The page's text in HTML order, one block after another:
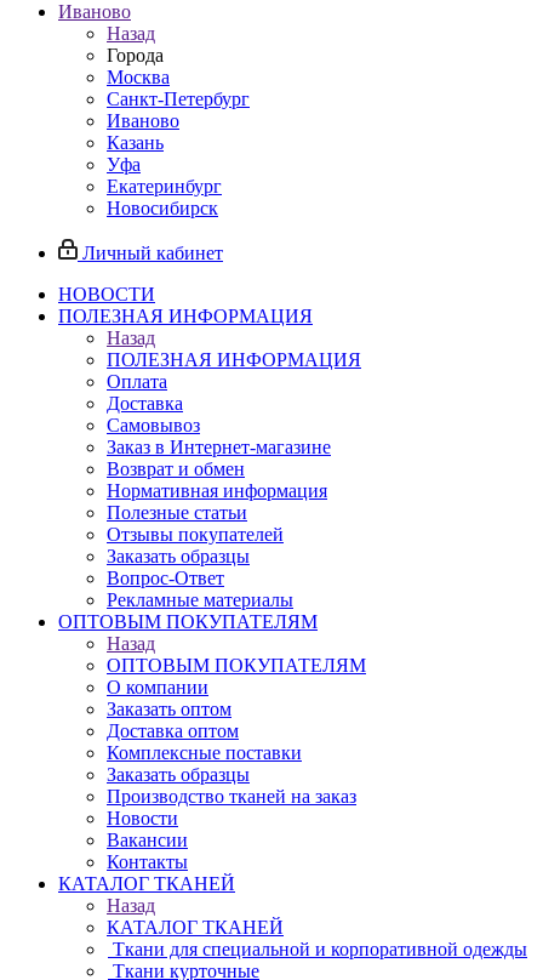
Иваново
Назад
Города
Москва
Санкт-Петербург
Иваново
Казань
Уфа
Екатеринбург
Новосибирск
Личный кабинет
НОВОСТИ
ПОЛЕЗНАЯ ИНФОРМАЦИЯ
Назад
ПОЛЕЗНАЯ ИНФОРМАЦИЯ
Оплата
Доставка
Самовывоз
Заказ в Интернет-магазине
Возврат и обмен
Нормативная информация
Полезные статьи
Отзывы покупателей
Заказать образцы
Вопрос-Ответ
Рекламные материалы
ОПТОВЫМ ПОКУПАТЕЛЯМ
Назад
ОПТОВЫМ ПОКУПАТЕЛЯМ
О компании
Заказать оптом
Доставка оптом
Комплексные поставки
Заказать образцы
Производство тканей на заказ
Новости
Вакансии
Контакты
КАТАЛОГ ТКАНЕЙ
Назад
КАТАЛОГ ТКАНЕЙ
Ткани для специальной и корпоративной одежды
Ткани курточные